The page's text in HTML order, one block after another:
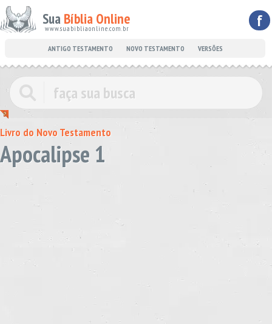
Sua Bíblia Online
www.suabibliaonline.com.br f
ANTIGO TESTAMENTO NOVO TESTAMENTO VERSÕES
Livro do Novo Testamento
Apocalipse 1